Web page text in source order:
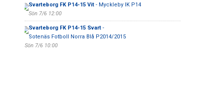
Svarteborg FK P14-15 Vit - Myckleby IK P14
Sön 7/6 12:00
Svarteborg FK P14-15 Svart -
Sotenäs Fotboll Norra Blå P2014/2015
Sön 7/6 10:00